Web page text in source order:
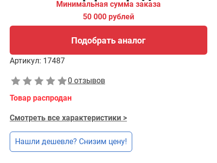
Минимальная сумма заказа
50 000 рублей
Подобрать аналог
Артикул: 17487
0 отзывов
Товар распродан
Смотреть все характеристики >
Нашли дешевле? Снизим цену!